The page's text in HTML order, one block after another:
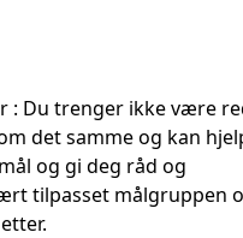
: Du trenger ikke være
det samme og kan
og gi deg råd og
tilpasset målgruppen